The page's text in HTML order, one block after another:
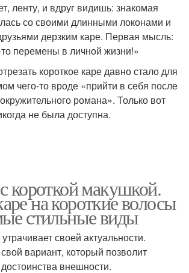
ленту, и вдруг видишь: знакомая
со своими длинными локонами и
дерзким каре. Первая мысль:
то перемены в личной жизни!»
короткое каре давно стало для
чего-то вроде «прийти в себя после
романа». Только вот
не была доступна.
короткой макушкой.
на короткие волосы
стильные виды
своей актуальности.
вариант, который позволит
внешности.